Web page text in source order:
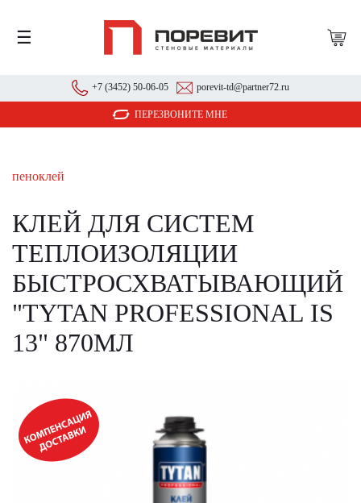
☰
+7 (3452) 50-06-05 porevit-td@partner72.ru
ПЕРЕЗВОНИТЕ МНЕ
пеноклей
КЛЕЙ ДЛЯ СИСТЕМ
ТЕПЛОИЗОЛЯЦИИ
БЫСТРОСХВАТЫВАЮЩИЙ
"TYTAN PROFESSIONAL IS
13" 870МЛ
АКЦИЯ!